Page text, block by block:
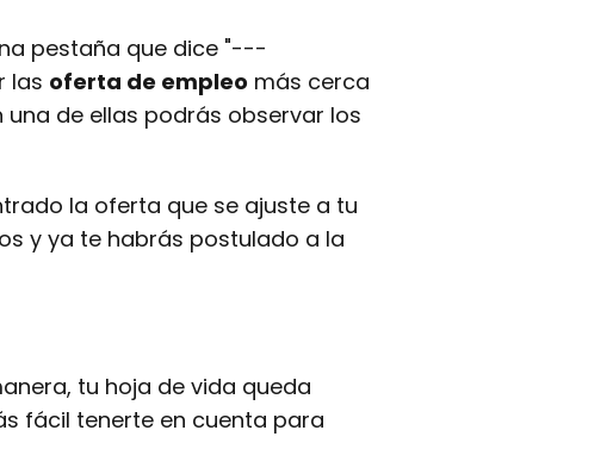
pestaña que dice "---
las oferta de empleo más cerca
de ellas podrás observar los
la oferta que se ajuste a tu
y ya te habrás postulado a la
tu hoja de vida queda
fácil tenerte en cuenta para